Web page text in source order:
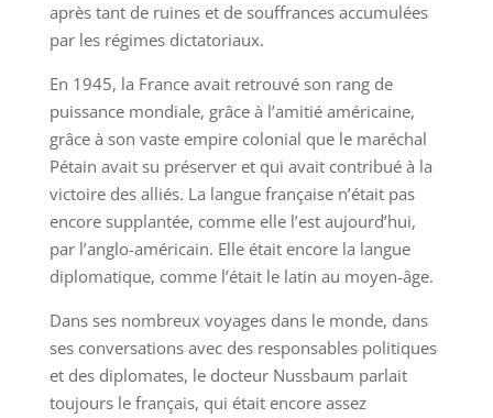
après tant de ruines et de souffrances accumulées
par les régimes dictatoriaux.
En 1945, la France avait retrouvé son rang de
puissance mondiale, grâce à l’amitié américaine,
grâce à son vaste empire colonial que le maréchal
Pétain avait su préserver et qui avait contribué à la
victoire des alliés. La langue française n’était pas
encore supplantée, comme elle l’est aujourd’hui,
par l’anglo-américain. Elle était encore la langue
diplomatique, comme l’était le latin au moyen-âge.
Dans ses nombreux voyages dans le monde, dans
ses conversations avec des responsables politiques
et des diplomates, le docteur Nussbaum parlait
toujours le français, qui était encore assez